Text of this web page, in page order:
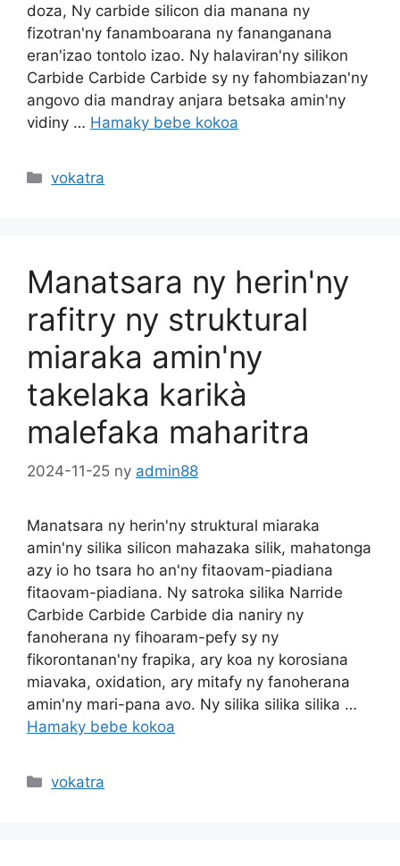
doza, Ny carbide silicon dia manana ny
fizotran'ny fanamboarana ny fananganana
eran'izao tontolo izao. Ny halaviran'ny silikon
Carbide Carbide Carbide sy ny fahombiazan'ny
angovo dia mandray anjara betsaka amin'ny
vidiny … Hamaky bebe kokoa
Sokajy
vokatra
Manatsara ny herin'ny
rafitry ny struktural
miaraka amin'ny
takelaka karikà
malefaka maharitra
2024-11-25 ny admin88
Manatsara ny herin'ny struktural miaraka
amin'ny silika silicon mahazaka silik, mahatonga
azy io ho tsara ho an'ny fitaovam-piadiana
fitaovam-piadiana. Ny satroka silika Narride
Carbide Carbide Carbide dia naniry ny
fanoherana ny fihoaram-pefy sy ny
fikorontanan'ny frapika, ary koa ny korosiana
miavaka, oxidation, ary mitafy ny fanoherana
amin'ny mari-pana avo. Ny silika silika silika …
Hamaky bebe kokoa
Sokajy
vokatra